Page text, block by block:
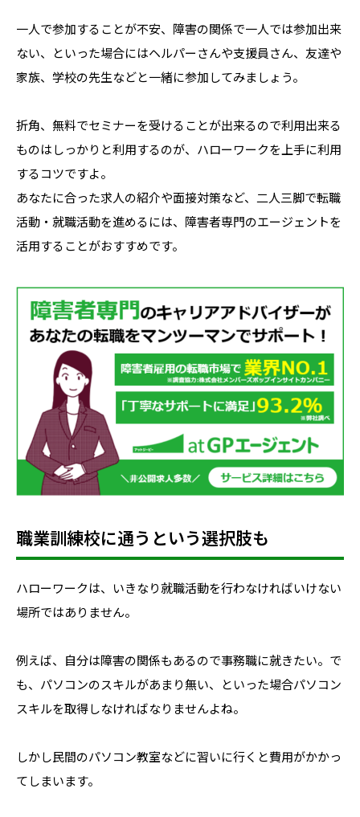
一人で参加することが不安、障害の関係で一人では参加出来
ない、といった場合にはヘルパーさんや支援員さん、友達や
家族、学校の先生などと一緒に参加してみましょう。
折角、無料でセミナーを受けることが出来るので利用出来る
ものはしっかりと利用するのが、ハローワークを上手に利用
するコツですよ。
あなたに合った求人の紹介や面接対策など、二人三脚で転職
活動・就職活動を進めるには、障害者専門のエージェントを
活用することがおすすめです。
職業訓練校に通うという選択肢も
ハローワークは、いきなり就職活動を行わなければいけない
場所ではありません。
例えば、自分は障害の関係もあるので事務職に就きたい。で
も、パソコンのスキルがあまり無い、といった場合パソコン
スキルを取得しなければなりませんよね。
しかし民間のパソコン教室などに習いに行くと費用がかかっ
てしまいます。